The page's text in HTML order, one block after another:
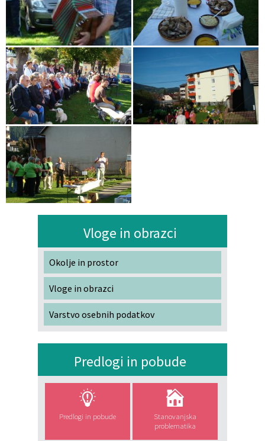
Vloge in obrazci
Okolje in prostor
Vloge in obrazci
Varstvo osebnih podatkov
Predlogi in pobude
Predlogi in pobude
Stanovanjska
problematika